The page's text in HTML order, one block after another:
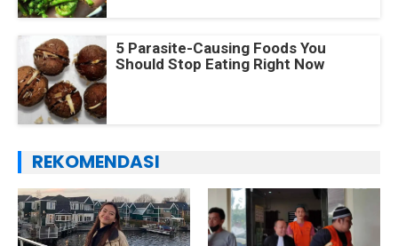
5 Parasite-Causing Foods You
Should Stop Eating Right Now
REKOMENDASI